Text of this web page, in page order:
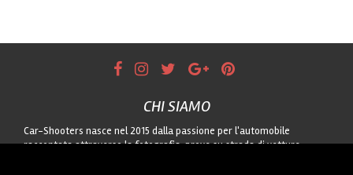
CHI SIAMO
Car-Shooters nasce nel 2015 dalla passione per l'automobile
raccontata attraverso la fotografia: prove su strada di vetture